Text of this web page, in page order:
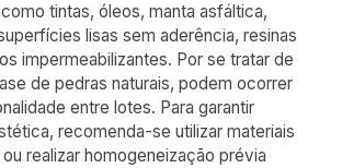
tintas, óleos, manta asfáltica,
lisas sem aderência, resinas
impermeabilizantes. Por se tratar de
de pedras naturais, podem ocorrer
entre lotes. Para garantir
recomenda-se utilizar materiais
realizar homogeneização prévia